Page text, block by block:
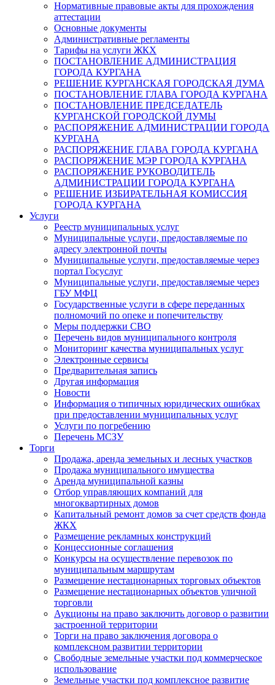
Нормативные правовые акты для прохождения
аттестации
Основные документы
Административные регламенты
Тарифы на услуги ЖКХ
ПОСТАНОВЛЕНИЕ АДМИНИСТРАЦИЯ
ГОРОДА КУРГАНА
РЕШЕНИЕ КУРГАНСКАЯ ГОРОДСКАЯ ДУМА
ПОСТАНОВЛЕНИЕ ГЛАВА ГОРОДА КУРГАНА
ПОСТАНОВЛЕНИЕ ПРЕДСЕДАТЕЛЬ
КУРГАНСКОЙ ГОРОДСКОЙ ДУМЫ
РАСПОРЯЖЕНИЕ АДМИНИСТРАЦИИ ГОРОДА
КУРГАНА
РАСПОРЯЖЕНИЕ ГЛАВА ГОРОДА КУРГАНА
РАСПОРЯЖЕНИЕ МЭР ГОРОДА КУРГАНА
РАСПОРЯЖЕНИЕ РУКОВОДИТЕЛЬ
АДМИНИСТРАЦИИ ГОРОДА КУРГАНА
РЕШЕНИЕ ИЗБИРАТЕЛЬНАЯ КОМИССИЯ
ГОРОДА КУРГАНА
Услуги
Реестр муниципальных услуг
Муниципальные услуги, предоставляемые по
адресу электронной почты
Муниципальные услуги, предоставляемые через
портал Госуслуг
Муниципальные услуги, предоставляемые через
ГБУ МФЦ
Государственные услуги в сфере переданных
полномочий по опеке и попечительству
Меры поддержки СВО
Перечень видов муниципального контроля
Мониторинг качества муниципальных услуг
Электронные сервисы
Предварительная запись
Другая информация
Новости
Информация о типичных юридических ошибках
при предоставлении муниципальных услуг
Услуги по погребению
Перечень МСЗУ
Торги
Продажа, аренда земельных и лесных участков
Продажа муниципального имущества
Аренда муниципальной казны
Отбор управляющих компаний для
многоквартирных домов
Капитальный ремонт домов за счет средств фонда
ЖКХ
Размещение рекламных конструкций
Концессионные соглашения
Конкурсы на осуществление перевозок по
муниципальным маршрутам
Размещение нестационарных торговых объектов
Размещение нестационарных объектов уличной
торговли
Аукционы на право заключить договор о развитии
застроенной территории
Торги на право заключения договора о
комплексном развитии территории
Свободные земельные участки под коммерческое
использование
Земельные участки под комплексное развитие